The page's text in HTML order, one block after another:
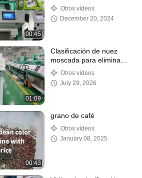
00:45
prestaciones estables
garantizadas
Otros vídeos
December 20, 2024
01:09
Clasificación de nuez
moscada para eliminar
aflatoxinas
Otros vídeos
July 29, 2026
00:43
grano de café
Otros vídeos
January 08, 2025